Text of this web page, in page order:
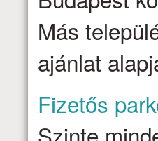
Más
ajánlat
Fizetős